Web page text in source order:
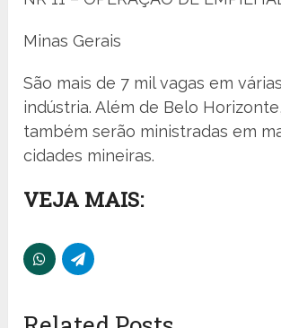
Minas Gerais
São mais de 7 mil vagas em
indústria. Além de Belo
também serão ministradas em
cidades mineiras.
VEJA MAIS: